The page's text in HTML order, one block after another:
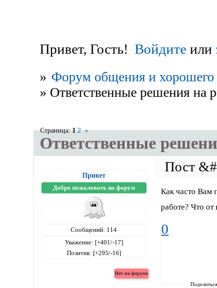
Привет, Гость! Войдите или
» Форум общения и хорошего
» Ответственные решения на
Ответственные
Страница:1 2 »
Привет
Добро пожаловать на форум
Сообщений: 114
Уважение: [+401/-17]
Позитив: [+295/-16]
Как часто Вам
работе? Что от
0